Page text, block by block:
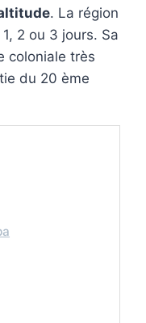
. La région
2 ou 3 jours. Sa
coloniale très
du 20 ème